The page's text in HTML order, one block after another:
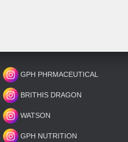
GPH PHRMACEUTICAL
BRITHIS DRAGON
WATSON
GPH NUTRITION